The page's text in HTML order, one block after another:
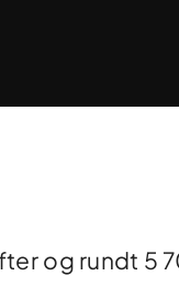
og rundt 5